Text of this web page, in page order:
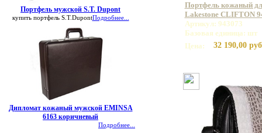
Портфель мужской S.T. Dupont
купить портфель S.T.DupontПодробнее...
Дипломат кожаный мужской EMINSA
6163 коричневый
Подробнее...
Портфель кожаный
Lakestone CLIFTON
Артикул: 943073
Базовая единица: шт
Цена:
32 190,00